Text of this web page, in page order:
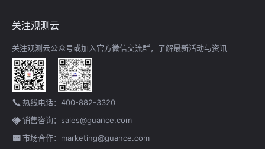
关注观测云
关注观测云公众号或加入官方微信交流群，了解最新活动与资讯
热线电话：400-882-3320
销售咨询：sales@guance.com
市场合作：marketing@guance.com